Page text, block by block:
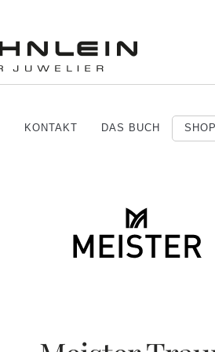
KONTAKT DAS BUCH